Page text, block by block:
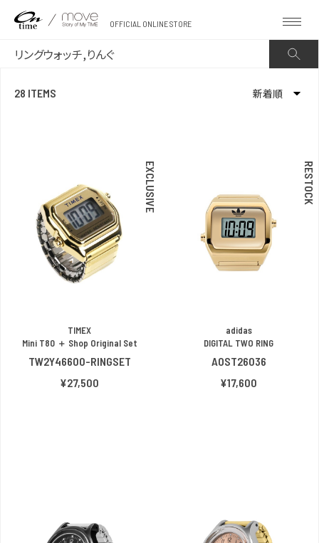
OFFICIAL ONLINE STORE
28 ITEMS 新着順
価格が高い
お気に入り登録数
EXCLUSIVE
TIMEX
Mini T80 ＋ Shop Original Set
TW2Y46600-RINGSET
¥27,500
RESTOCK
adidas
DIGITAL TWO RING
AOST26036
¥17,600